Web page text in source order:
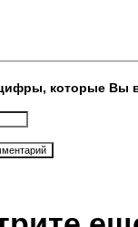
которые Вы